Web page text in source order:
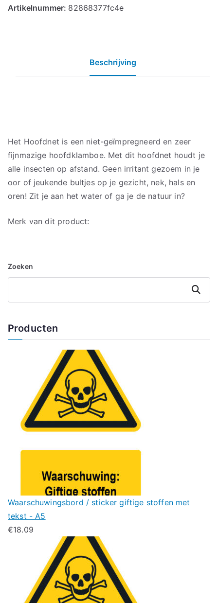
Artikelnummer: 82868377fc4e
Beschrijving
Het Hoofdnet is een niet-geïmpregneerd en zeer
fijnmazige hoofdklamboe. Met dit hoofdnet houdt je
alle insecten op afstand. Geen irritant gezoem in je
oor of jeukende bultjes op je gezicht, nek, hals en
oren! Zit je aan het water of ga je de natuur in?
Merk van dit product:
Zoeken
Zoeken
Producten
Waarschuwingsbord / sticker giftige stoffen met
tekst - A5
€18.09